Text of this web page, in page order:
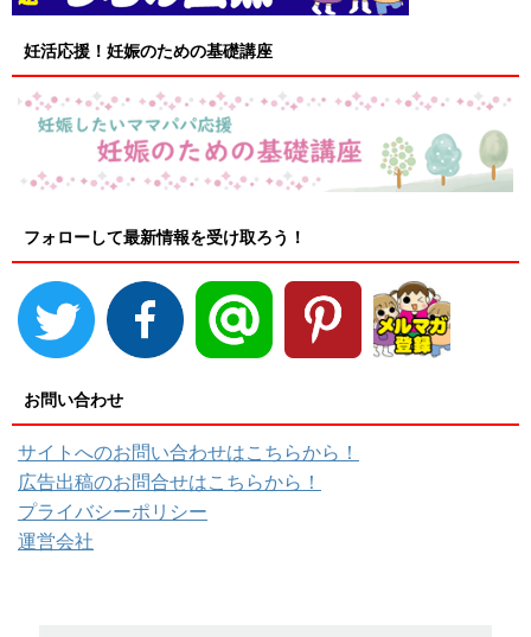
妊活応援！妊娠のための基礎講座
フォローして最新情報を受け取ろう！
お問い合わせ
サイトへのお問い合わせはこちらから！
広告出稿のお問合せはこちらから！
プライバシーポリシー
運営会社